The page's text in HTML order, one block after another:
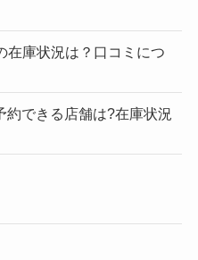
在庫状況は？口コミにつ
約できる店舗は?在庫状況